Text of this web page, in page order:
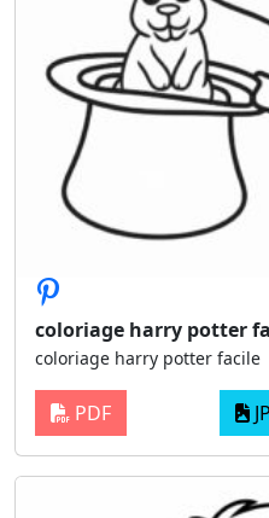
coloriage harry potter
coloriage harry potter facile
PDF